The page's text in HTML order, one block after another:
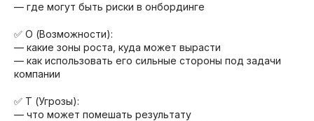
— где могут быть риски в онбординге
✅ O (Возможности):
— какие зоны роста, куда может вырасти
— как использовать его сильные стороны под задачи
компании
✅ T (Угрозы):
— что может помешать результату